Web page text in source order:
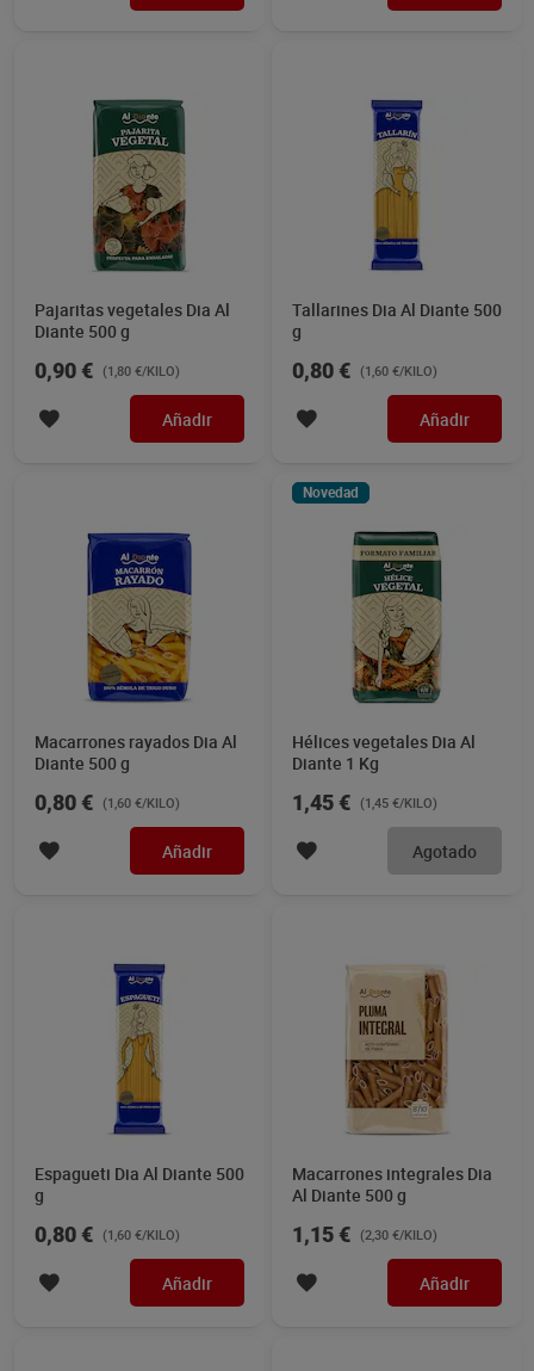
Pajaritas vegetales Dia Al
Diante 500 g
0,90 € (1,80 €/KILO)
Añadir
Tallarines Dia Al Diante 500
g
0,80 € (1,60 €/KILO)
Añadir
Macarrones rayados Dia Al
Diante 500 g
0,80 € (1,60 €/KILO)
Añadir
Novedad
Hélices vegetales Dia Al
Diante 1 Kg
1,45 € (1,45 €/KILO)
Agotado
Espagueti Dia Al Diante 500
g
0,80 € (1,60 €/KILO)
Añadir
Macarrones integrales Dia
Al Diante 500 g
1,15 € (2,30 €/KILO)
Añadir